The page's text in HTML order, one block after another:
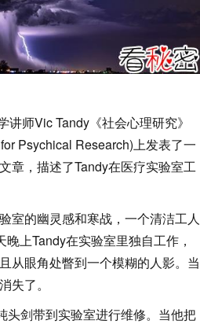
讲师Vic Tandy《社会心理研究》
Psychical Research)上发表了一
章，描述了Tandy在医疗实验室工
室的幽灵感和寒战，一个清洁工人
晚上Tandy在实验室里独自工作，
从眼角处瞥到一个模糊的人影。当
失了。
头剑带到实验室进行维修。当他把